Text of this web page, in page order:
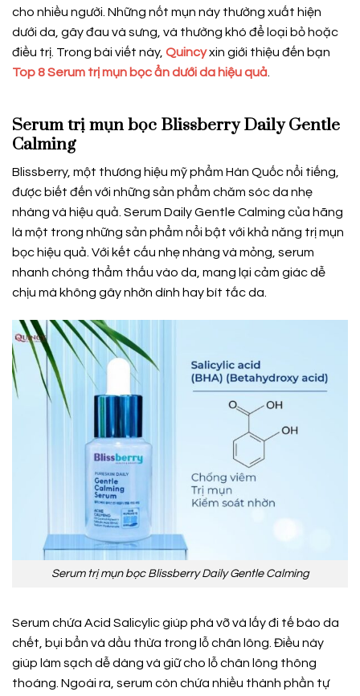
cho nhiều người. Những nốt mụn này thường xuất hiện
dưới da, gây đau và sưng, và thường khó để loại bỏ hoặc
điều trị. Trong bài viết này, Quincyxin giới thiệu đến bạn
Top 8 Serum trị mụn bọc ẩn dưới da hiệu quả.
Serum trị mụn bọc Blissberry Daily Gentle
Calming
Blissberry, một thương hiệu mỹ phẩm Hàn Quốc nổi tiếng,
được biết đến với những sản phẩm chăm sóc da nhẹ
nhàng và hiệu quả. Serum Daily Gentle Calming của hãng
là một trong những sản phẩm nổi bật với khả năng trị mụn
bọc hiệu quả. Với kết cấu nhẹ nhàng và mỏng, serum
nhanh chóng thẩm thấu vào da, mang lại cảm giác dễ
chịu mà không gây nhờn dính hay bít tắc da.
Serum trị mụn bọc Blissberry Daily Gentle Calming
Serum chứa Acid Salicylic giúp phá vỡ và lấy đi tế bào da
chết, bụi bẩn và dầu thừa trong lỗ chân lông. Điều này
giúp làm sạch dễ dàng và giữ cho lỗ chân lông thông
thoáng. Ngoài ra, serum còn chứa nhiều thành phần tự